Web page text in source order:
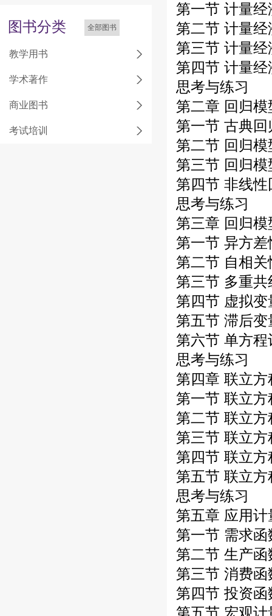
图书分类 全部图书
教学用书
学术著作
商业图书
考试培训
第一节 计量
第二节 计量
第三节 计量
第四节 计量
思考与练习
第二章 回归模
第一节 古典回
第二节 回归
第三节 回归
第四节 非线性
思考与练习
第三章 回归模
第一节 异方差
第二节 自相关
第三节 多重共
第四节 虚拟变
第五节 滞后变
第六节 单方
思考与练习
第四章 联立方
第一节 联立
第二节 联立
第三节 联立
第四节 联立
第五节 联立
思考与练习
第五章 应用
第一节 需求函
第二节 生产函
第三节 消费函
第四节 投资函
第五节 宏观